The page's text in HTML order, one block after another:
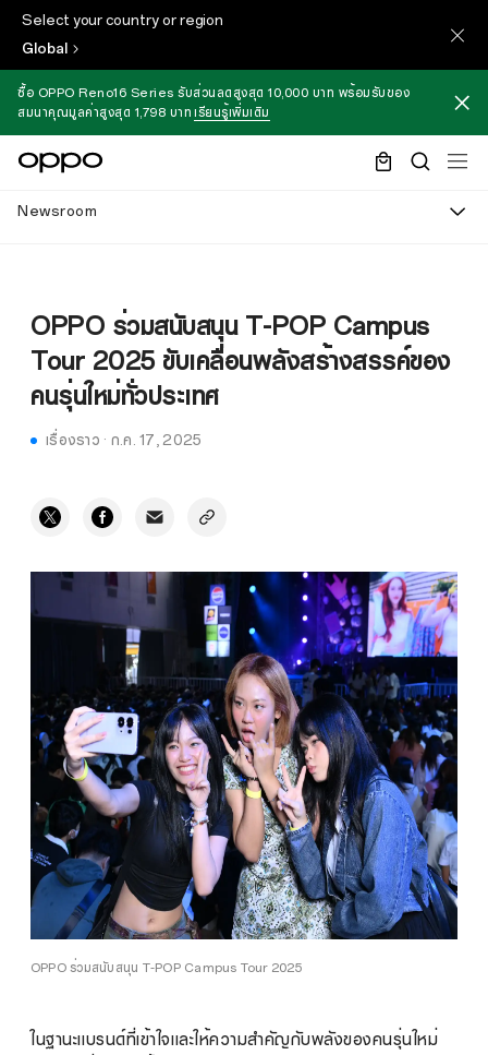
Select your country or region
Global
ซื้อ OPPO Reno16 Series รับส่วนลดสูงสุด 10,000 บาท พร้อมรับของ
สมนาคุณมูลค่าสูงสุด 1,798 บาท เรียนรู้เพิ่มเติม
Newsroom
OPPO ร่วมสนับสนุน T-POP Campus
Tour 2025 ขับเคลื่อนพลังสร้างสรรค์ของ
คนรุ่นใหม่ทั่วประเทศ
เรื่องราว · ก.ค. 17, 2025
OPPO ร่วมสนับสนุน T-POP Campus Tour 2025
ในฐานะแบรนด์ที่เข้าใจและให้ความสำคัญกับพลังของคนรุ่นใหม่